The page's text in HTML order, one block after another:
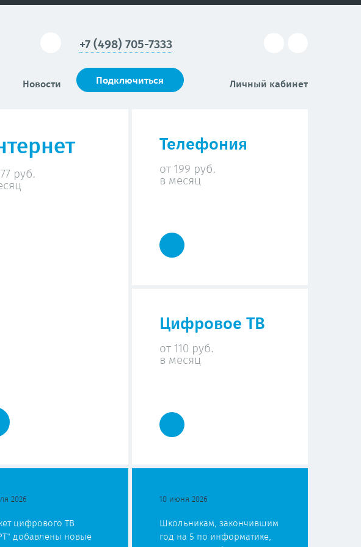
Новости
+7 (498) 705-7333
Подключиться Личный кабинет
руб.
Телефония
от 199 руб.
в месяц
Цифровое ТВ
от 110 руб.
в месяц
2026
цифрового ТВ
добавлены новые
10 июня 2026
Школьникам, закончившим
год на 5 по информатике,